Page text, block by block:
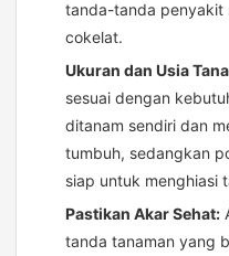
tanda-tanda penyakit
cokelat.
Ukuran dan Usia
sesuai dengan
ditanam sendiri dan
tumbuh, sedangkan
siap untuk menghiasi
Pastikan Akar Sehat:
tanda tanaman yang